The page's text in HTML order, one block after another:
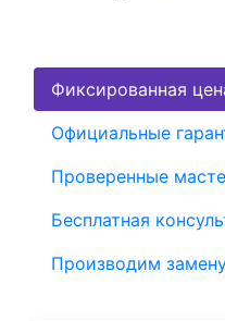
Фиксированная
Официальные
Проверенные
Бесплатная
Производим